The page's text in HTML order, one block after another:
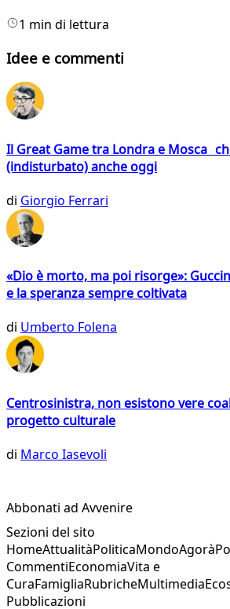
1 min di lettura
Idee e commenti
Il Great Game tra Londra e Mosca
(indisturbato) anche oggi
di Giorgio Ferrari
«Dio è morto, ma poi risorge»:
e la speranza sempre coltivata
di Umberto Folena
Centrosinistra, non esistono vere
progetto culturale
di Marco Iasevoli
Abbonati ad Avvenire
Sezioni del sito
HomeAttualitàPoliticaMondoAgorà
CommentiEconomiaVita e
CuraFamigliaRubricheMultimedia
Pubblicazioni